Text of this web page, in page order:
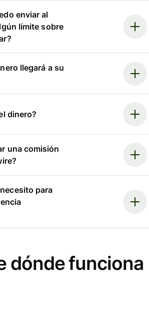
enviar al
límite sobre
llegará a su
dinero?
una comisión
para
dónde funciona